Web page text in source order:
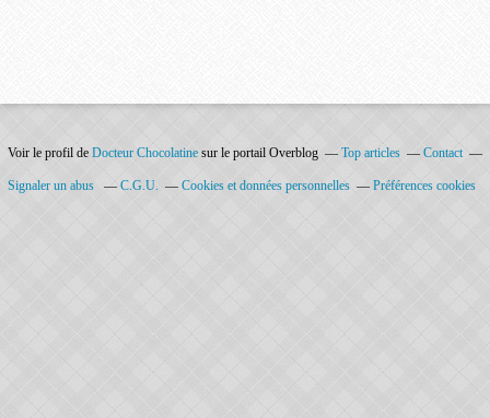
Voir le profil de Docteur Chocolatine sur le portail Overblog Top articles Contact
Signaler un abus C.G.U. Cookies et données personnelles Préférences cookies